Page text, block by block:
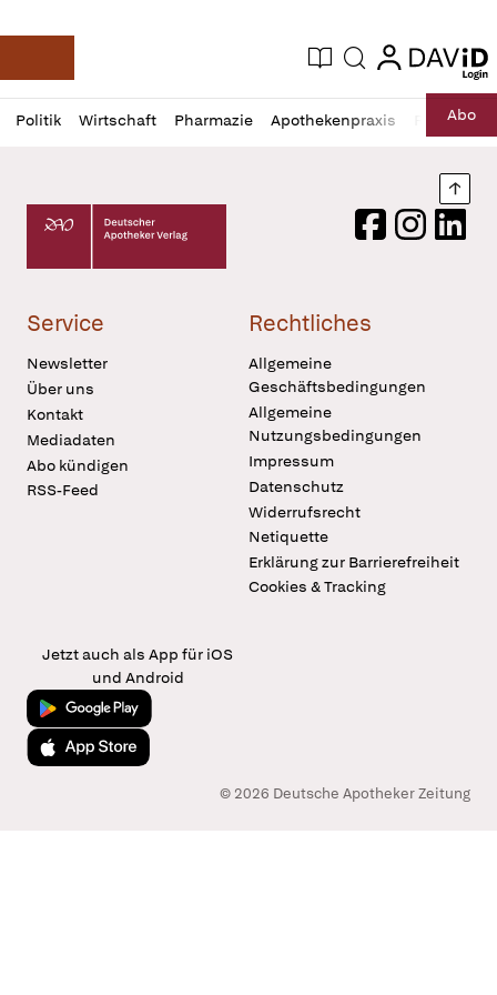
Deutsche Apotheker Zeitung
Aktuelle Ausgabe
Suche login
login
Politik Wirtschaft Pharmazie Apothekenpraxis RechtAbo
Profil
öffnen
Daz
Pur
Deutscher Apotheker Verlag Logo
FacebookInstagram
Service
Newsletter
Über uns
Kontakt
Mediadaten
Abo kündigen
RSS-Feed
Rechtliches
Allgemeine
Geschäftsbedingungen
Allgemeine
Nutzungsbedingungen
Impressum
Datenschutz
Widerrufsrecht
Netiquette
Erklärung zur Barrierefreiheit
Cookies & Tracking
Jetzt auch als App für iOS
und Android
Jetzt bei Google Play
Laden im App Store
© 2026 Deutsche Apotheker Zeitung